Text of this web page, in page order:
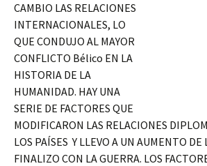
CAMBIO LAS RELACIONES
INTERNACIONALES, LO
QUE CONDUJO AL MAYOR
CONFLICTO Bélico EN LA
HISTORIA DE LA
HUMANIDAD. HAY UNA
SERIE DE FACTORES QUE
MODIFICARON LAS RELACIONES
LOS PAÍSES Y LLEVO A UN AUMENTO
FINALIZO CON LA GUERRA. LOS